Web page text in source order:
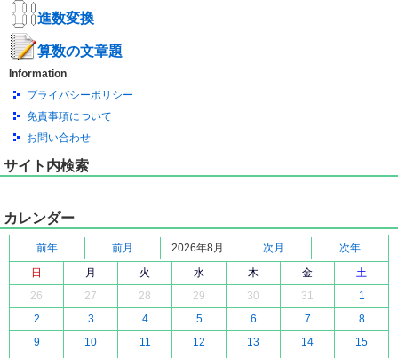
進数変換
算数の文章題
Information
プライバシーポリシー
免責事項について
お問い合わせ
サイト内検索
カレンダー
前年 前月 2026年8月 次月
次年
日
月 火 水 木 金
土
26
27 28 29 30 31
1
2
3 4 5 6 7
8
9
10 11 12 13 14
15